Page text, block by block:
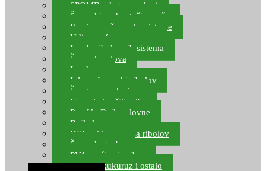
SPOMB rakete, markeri
Šaranski podmetači, mreže
Pernice za šaranske sisteme
Udice za šarana, amura
Izrada ribolovnih sistema
Šaranska olova
Leadcore
Igle za šaranski ribolov
Špage, upredenice
Vaganje i zaštita ribe
Pop Up Boile – lovne
Boile lovne
DIP-ovi i arome za ribolov
Šaranske torbe
PVA vrećice i pribor
Umjetni kukuruz i ostalo